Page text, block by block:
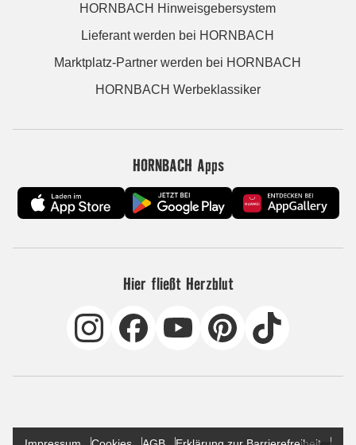
HORNBACH Hinweisgebersystem
Lieferant werden bei HORNBACH
Marktplatz-Partner werden bei HORNBACH
HORNBACH Werbeklassiker
HORNBACH Apps
Hier fließt Herzblut